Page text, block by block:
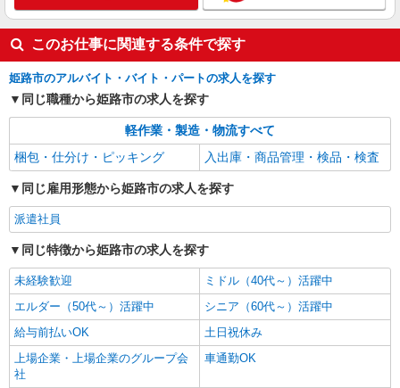
このお仕事に関連する条件で探す
姫路市のアルバイト・バイト・パートの求人を探す
同じ職種から姫路市の求人を探す
軽作業・製造・物流すべて
梱包・仕分け・ピッキング
入出庫・商品管理・検品・検査
同じ雇用形態から姫路市の求人を探す
派遣社員
同じ特徴から姫路市の求人を探す
未経験歓迎
ミドル（40代～）活躍中
エルダー（50代～）活躍中
シニア（60代～）活躍中
給与前払いOK
土日祝休み
上場企業・上場企業のグループ会
社
車通勤OK